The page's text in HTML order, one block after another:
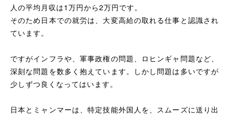
人の平均月収は1万円から2万円です。
そのため日本での就労は、大変高給の取れる仕事と認識され
ています。
ですがインフラや、軍事政権の問題、ロヒンギャ問題など、
深刻な問題を数多く抱えています。しかし問題は多いですが
少しずつ良くなってはいます。
日本とミャンマーは、特定技能外国人を、スムーズに送り出